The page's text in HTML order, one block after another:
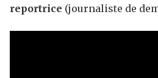
reportrice (journaliste de